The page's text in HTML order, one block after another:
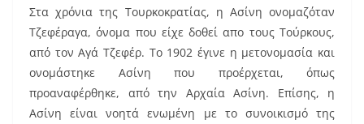
Στα χρόνια της Τουρκοκρατίας, η Ασίνη ονομαζόταν
Τζεφέραγα, όνομα που είχε δοθεί απο τους Τούρκους,
από τον Αγά Τζεφέρ. Το 1902 έγινε η μετονομασία και
ονομάστηκε Ασίνη που προέρχεται, όπως
προαναφέρθηκε, από την Αρχαία Ασίνη. Επίσης, η
Ασίνη είναι νοητά ενωμένη με το συνοικισμό της